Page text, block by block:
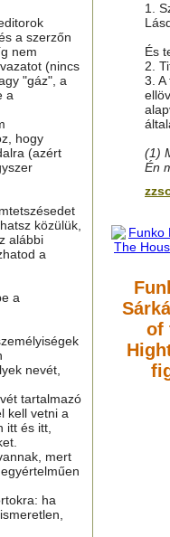
a szerzőn
nem
(nincs
"gáz", a
a
hogy
(azért
közülük,
alábbi
a
a
nevét,
tartalmazó
kell vetni a
itt és itt,
mert
ha
1.
És
2.
3.
(1)
Én
of